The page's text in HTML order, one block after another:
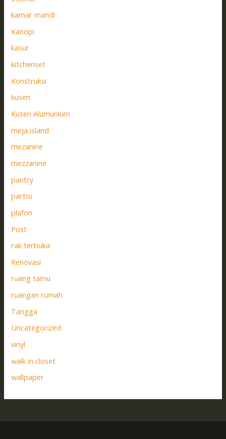
kamar mandi
Kanopi
kasur
kitchenset
Konstruksi
kusen
Kusen Alumunium
meja island
mezanine
mezzanine
pantry
partisi
plafon
Post
rak terbuka
Renovasi
ruang tamu
ruangan rumah
Tangga
Uncategorized
vinyl
walk in closet
wallpaper